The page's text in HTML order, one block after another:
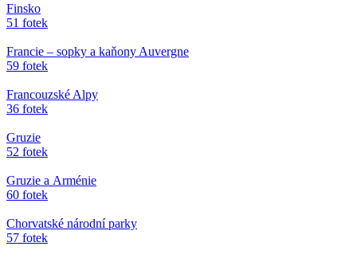
Finsko
51 fotek
Francie – sopky a kaňony Auvergne
59 fotek
Francouzské Alpy
36 fotek
Gruzie
52 fotek
Gruzie a Arménie
60 fotek
Chorvatské národní parky
57 fotek